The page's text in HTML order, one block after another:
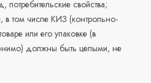
свойства;
том числе КИЗ (контрольно-
или его упаковке (в
должны быть целыми, не